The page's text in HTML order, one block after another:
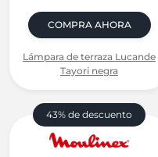
COMPRA AHORA
Lámpara de terraza Lucande
Tayori negra
43% de descuento